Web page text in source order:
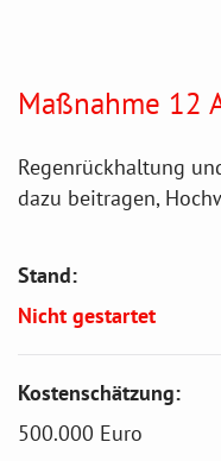
Maßnahme 12
Regenrückhaltung
dazu beitragen,
Stand:
Nicht gestartet
Kostenschätzung:
500.000 Euro